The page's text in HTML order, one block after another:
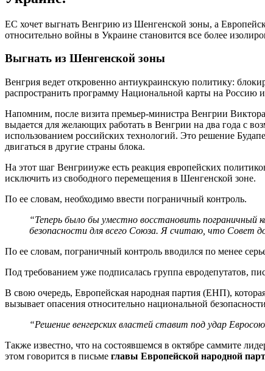
ЕС хочет выгнать Венгрию из Шенгенской зоны, а
относительно войны в Украине становится все более
Выгнать из Шенгенской зоны
Венгрия ведет откровенно антиукраинскую политику:
распространить программу Национальной карты на Россию
Напомним, после визита премьер-министра Венгрии
выдается для желающих работать в Венгрии на два года с
использованием российских технологий. Это решение
двигаться в другие страны блока.
На этот шаг Венгрииуже есть реакция европейских
исключить из свободного перемещения в Шенгенской зоне.
По ее словам, необходимо ввести пограничный контроль.
“Теперь было бы уместно восстановить пограничный
безопасности для всего Союза. Я считаю, что Совет
По ее словам, пограничный контроль вводился по менее
Под требованием уже подписалась группа евродепутатов,
В свою очередь, Европейская народная партия (ЕНП),
вызывает опасения относительно национальной
“Решение венгерских властей ставит под удар
Также известно, что на состоявшемся в октябре саммите
этом говорится в письме главы Европейской народной